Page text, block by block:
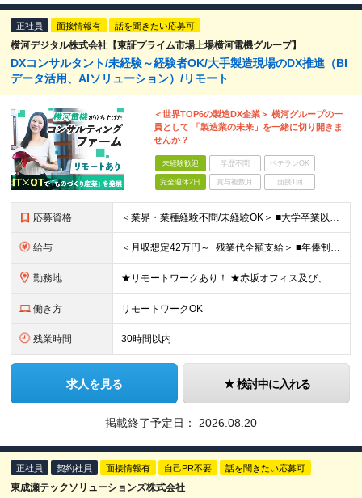
正社員 面接情報有 話を聞きたい応募可
横河デジタル株式会社【東証プライム市場上場横河電機グループ】
DXコンサルタント/未経験～経験者OK/大手製造現場のDX推進（BI
データ活用、AIソリューション）/リモート
＜世界TOP6の製造DX企業＞ 横河グループの一
員として 「製造業の未来」を一緒に切り開きま
せんか？
未経験歓迎 学歴不問 ベテランOK
完全週休2日 賞与複数月 面接1回
応募資格 ＜業界・業種経験不問/未経験OK＞ ■大学卒業以上 ＜経験者枠での採用も行っています！＞ ■学歴不問 ■コンサルタントとしての経験をお持ちの方 →IT業界や製造業での経験があれば歓迎します ＜求め
給与 ＜月収想定42万円～+残業代全額支給＞ ■年俸制(12分割)： 504万円～900万円 ※経験・スキルを考慮し決定します ※残業代は別途支給します ※試用期間6カ月あり（給与・待遇・雇用形態に差異はあ
勤務地 ★リモートワークあり！ ★赤坂オフィス及び、東京都内の各プロジェクト先にて勤務していただきます ■赤坂オフィス 東京都港区元赤坂1丁目3-13 赤坂センタービルディング15階 ※転居を伴う転勤なし
働き方 リモートワークOK
残業時間 30時間以内
求人を見る 検討中に入れる
掲載終了予定日： 2026.08.20
正社員 契約社員 面接情報有 自己PR不要 話を聞きたい応募可
東成瀬テックソリューションズ株式会社